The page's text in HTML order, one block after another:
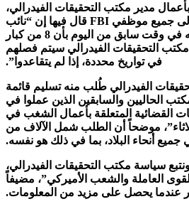
مكتب التحقيقات الفيدرالي،
براين دريسكول، رسالة إلى جميع موظفي FBI قال فيها إن “نائب
المدعي العام أبلغه في وقت سابق من اليوم بأن 8 من كبار
الفيدرالي سيتم فصلهم
تواريخ محددة، إذا لم يتقاعدوا”.
طُلب منه تسليم قائمة
والسابقين الذين عملوا في
المتعلقة بأعمال الشغب في
موضحاً أن الطلب شمل الآلاف من
مكتب التحقيقات الفيدرالي،
والشعب الأميركي”، مضيفاً
يحصل على مزيد من المعلومات.